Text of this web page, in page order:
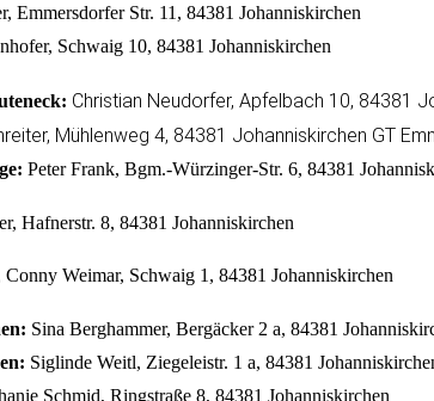
Emmersdorfer Str. 11, 84381 Johanniskirchen
Schwaig 10, 84381 Johanniskirchen
Christian Neudorfer, Apfelbach 10, 84381
Mühlenweg 4, 84381 Johanniskirchen GT
Peter Frank, Bgm.-Würzinger-Str. 6, 84381
Hafnerstr. 8, 84381 Johanniskirchen
Weimar, Schwaig 1, 84381 Johanniskirchen
Sina Berghammer, Bergäcker 2 a, 84381
Siglinde Weitl, Ziegeleistr. 1 a, 84381
Schmid, Ringstraße 8, 84381 Johanniskirchen